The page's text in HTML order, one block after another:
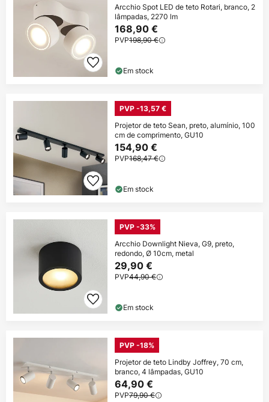
Arcchio Spot LED de teto Rotari, branco, 2
lâmpadas, 2270 lm
168,90 €
PVP198,90 €
Em stock
PVP -13,57 €
Projetor de teto Sean, preto, alumínio, 100
cm de comprimento, GU10
154,90 €
PVP168,47 €
Em stock
PVP -33%
Arcchio Downlight Nieva, G9, preto,
redondo, Ø 10cm, metal
29,90 €
PVP44,90 €
Em stock
PVP -18%
Projetor de teto Lindby Joffrey, 70 cm,
branco, 4 lâmpadas, GU10
64,90 €
PVP79,90 €